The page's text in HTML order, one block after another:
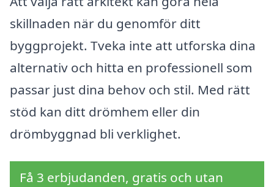
skillnaden när du genomför ditt
byggprojekt. Tveka inte att utforska dina
alternativ och hitta en professionell som
passar just dina behov och stil. Med rätt
stöd kan ditt drömhem eller din
drömbyggnad bli verklighet.
Få 3 erbjudanden, gratis och utan